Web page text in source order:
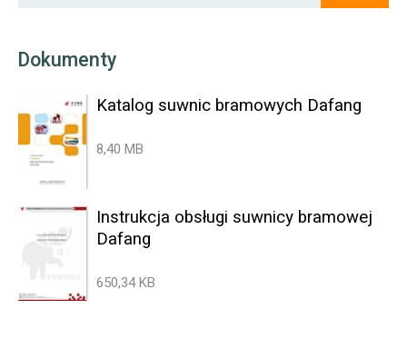
Dokumenty
Katalog suwnic bramowych Dafang
8,40 MB
Instrukcja obsługi suwnicy bramowej
Dafang
650,34 KB